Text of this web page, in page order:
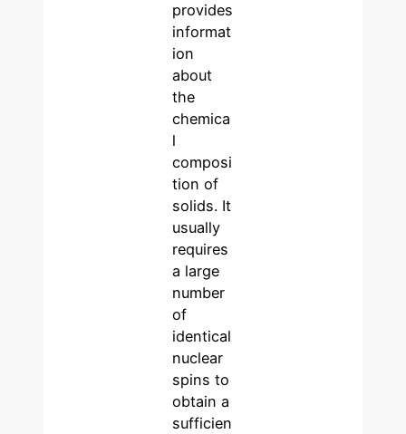
provides
informat
ion
about
the
chemica
l
composi
tion of
solids. It
usually
requires
a large
number
of
identical
nuclear
spins to
obtain a
sufficien